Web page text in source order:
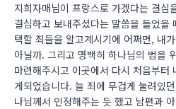
지희자매님이 프랑스로 가겠다는 결
결심하고 보내주셨다는 말씀을 들었
택할 죄들을 알고계시기에 어쩌면, 내
아닐까. 그리고 명백히 하나님의 법을
마련해주시고 이곳에서 다시 처음부
게되었습니다. 늘 죄에 무겁게 눌려있
나님께서 인정해주는 듯 했고 남편과